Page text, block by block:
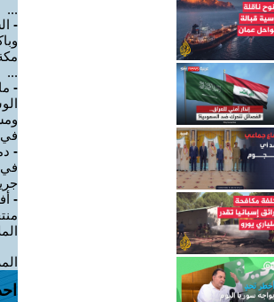
...
-
...
-
-
-